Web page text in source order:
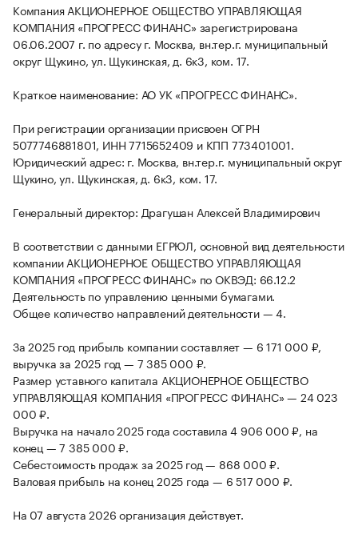
Компания АКЦИОНЕРНОЕ ОБЩЕСТВО УПРАВЛЯЮЩАЯ
КОМПАНИЯ «ПРОГРЕСС ФИНАНС» зарегистрирована
06.06.2007 г. по адресу г. Москва, вн.тер.г. муниципальный
округ Щукино, ул. Щукинская, д. 6к3, ком. 17.
Краткое наименование: АО УК «ПРОГРЕСС ФИНАНС».
При регистрации организации присвоен ОГРН
5077746881801, ИНН 7715652409 и КПП 773401001.
Юридический адрес: г. Москва, вн.тер.г. муниципальный округ
Щукино, ул. Щукинская, д. 6к3, ком. 17.
Генеральный директор: Драгушан Алексей Владимирович
В соответствии с данными ЕГРЮЛ, основной вид деятельности
компании АКЦИОНЕРНОЕ ОБЩЕСТВО УПРАВЛЯЮЩАЯ
КОМПАНИЯ «ПРОГРЕСС ФИНАНС» по ОКВЭД: 66.12.2
Деятельность по управлению ценными бумагами.
Общее количество направлений деятельности — 4.
За 2025 год прибыль компании составляет — 6 171 000 ₽,
выручка за 2025 год — 7 385 000 ₽.
Размер уставного капитала АКЦИОНЕРНОЕ ОБЩЕСТВО
УПРАВЛЯЮЩАЯ КОМПАНИЯ «ПРОГРЕСС ФИНАНС» — 24 023
000 ₽.
Выручка на начало 2025 года составила 4 906 000 ₽, на
конец — 7 385 000 ₽.
Себестоимость продаж за 2025 год — 868 000 ₽.
Валовая прибыль на конец 2025 года — 6 517 000 ₽.
На 07 августа 2026 организация действует.